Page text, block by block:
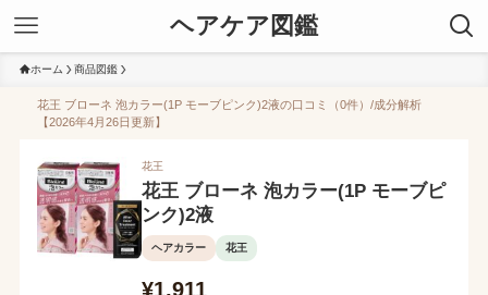
ヘアケア図鑑
ホーム 商品図鑑
花王 ブローネ 泡カラー(1P モーブピンク)2液の口コミ（0件）/成分解析
【2026年4月26日更新】
花王
花王 ブローネ 泡カラー(1P モーブピ
ンク)2液
ヘアカラー 花王
¥1,911